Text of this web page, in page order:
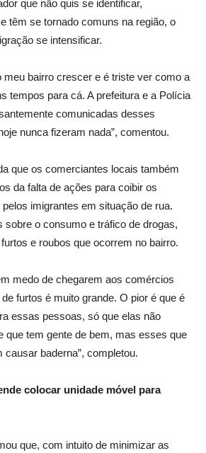
que não quis se identificar,
têm se tornado comuns na região, o
se intensificar.
meu bairro crescer e é triste ver como a
tempos para cá. A prefeitura e a Polícia
comunicadas desses
nunca fizeram nada”, comentou.
que os comerciantes locais também
da falta de ações para coibir os
imigrantes em situação de rua.
sobre o consumo e tráfico de drogas,
e roubos que ocorrem no bairro.
medo de chegarem aos comércios
furtos é muito grande. O pior é que é
essas pessoas, só que elas não
que tem gente de bem, mas esses que
causar baderna”, completou.
colocar unidade móvel para
que, com intuito de minimizar as